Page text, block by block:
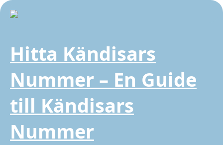
Hitta Kändisars
Nummer – En Guide
till Kändisars
Nummer